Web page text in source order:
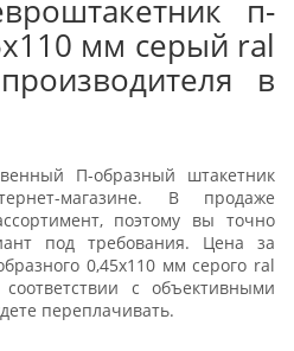
п-
мм серый ral
в
П-образный штакетник
магазине. В продаже
поэтому вы точно
под требования. Цена за
0,45x110 мм серого ral
с объективными
переплачивать.